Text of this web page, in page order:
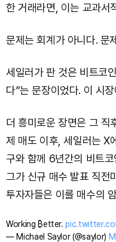
한 거래라면, 이는 교과서
문제는 회계가 아니다. 문
세일러가 판 것은 비트코
다”는 문장이었다. 이 시
더 흥미로운 장면은 그 직
제 매도 이후, 세일러는
구와 함께 6년간의 비트
그가 신규 매수 발표 직전
투자자들은 이를 매수의
Working ₿etter.
— Michael Saylor (@saylor)